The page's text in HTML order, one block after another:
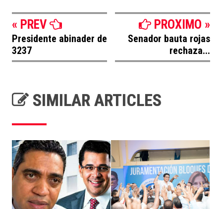
« PREV
Presidente abinader de
3237
PROXIMO »
Senador bauta rojas
rechaza...
SIMILAR ARTICLES